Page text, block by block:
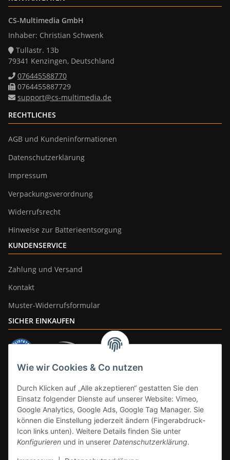
Wie wir Cookies & Co nutzen
Durch Klicken auf „Alle akzeptieren“ gestatten Sie den
Einsatz folgender Dienste auf unserer Website: Vimeo,
Google Analytics, Google Ads, Google Tag Manager. Sie
können die Einstellung jederzeit ändern (Fingerabdruck-
Icon links unten). Weitere Details finden Sie unter
Konfigurieren und in unserer Datenschutzerklärung.
CS-Multimedia GmbH
Inhaber: Christian Schwenk
Tullastr. 13b
79341 Kenzingen, Deutschland
076445588770
0764455887729
support@cs-multimedia.de
RECHTLICHES
AGB und Kundeninformationen
Datenschutzerklärung
Impressum
Verpackungsverordnung
Widerrufsrecht
Hinweise zur Batterieentsorgung
KUNDENSERVICE
Zahlung und Versand
Kontakt
Muster-Widerrufsformular
SICHER EINKAUFEN